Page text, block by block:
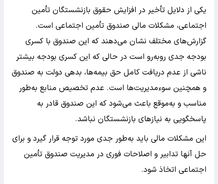
یکی از دلایل تأخیر در افزایش حقوق بازنشستگان تأمین
اجتماعی، مشکلات مالی صندوق تأمین اجتماعی است.
گزارش‌های مختلف نشان می‌دهند که این صندوق با کسری
بودجه جدی روبه‌رو است در حالی که این کسری بودجه بیشتر
ناشی از عدم دریافت کامل حق بیمه‌ها، بدهی دولت به صندوق
و همچنین سوءمدیریت‌ها است. عدم تخصیص منابع به‌طور
مناسب و به‌موقع باعث می‌شود که این صندوق قادر به
پاسخگویی به نیازهای بازنشستگان نباشد.
این مشکلات مالی باید به‌طور جدی مورد توجه قرار گیرد و برای
حل آنها تدابیر و اصلاحات فوری در مدیریت صندوق تأمین
اجتماعی اتخاذ شود.